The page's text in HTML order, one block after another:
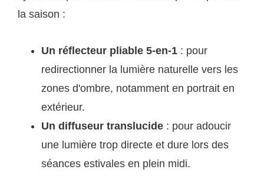
la saison :
Un réflecteur pliable 5-en-1 : pour
redirectionner la lumière naturelle vers les
zones d'ombre, notamment en portrait en
extérieur.
Un diffuseur translucide : pour adoucir
une lumière trop directe et dure lors des
séances estivales en plein midi.